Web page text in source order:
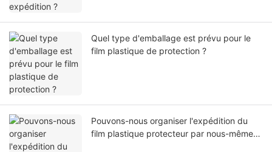
Quel type d'emballage est prévu pour le
film plastique de protection ?
Pouvons-nous organiser l'expédition du
film plastique protecteur par nous-mêmes